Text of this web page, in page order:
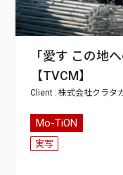
「愛す この地
【TVCM】
株式会社クラタ
Mo-TiON
実写